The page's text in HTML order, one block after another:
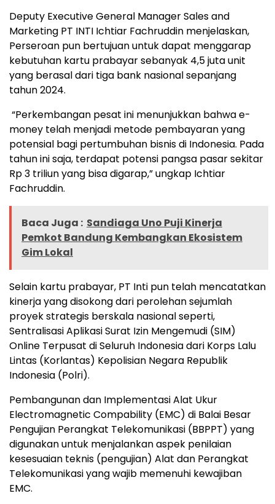
Deputy Executive General Manager Sales and
Marketing PT INTI Ichtiar Fachruddin menjelaskan,
Perseroan pun bertujuan untuk dapat menggarap
kebutuhan kartu prabayar sebanyak 4,5 juta unit
yang berasal dari tiga bank nasional sepanjang
tahun 2024.
“Perkembangan pesat ini menunjukkan bahwa e-
money telah menjadi metode pembayaran yang
potensial bagi pertumbuhan bisnis di Indonesia. Pada
tahun ini saja, terdapat potensi pangsa pasar sekitar
Rp 3 triliun yang bisa digarap,” ungkap Ichtiar
Fachruddin.
Baca Juga : Sandiaga Uno Puji Kinerja
Pemkot Bandung Kembangkan Ekosistem
Gim Lokal
Selain kartu prabayar, PT Inti pun telah mencatatkan
kinerja yang disokong dari perolehan sejumlah
proyek strategis berskala nasional seperti,
Sentralisasi Aplikasi Surat Izin Mengemudi (SIM)
Online Terpusat di Seluruh Indonesia dari Korps Lalu
Lintas (Korlantas) Kepolisian Negara Republik
Indonesia (Polri).
Pembangunan dan Implementasi Alat Ukur
Electromagnetic Compability (EMC) di Balai Besar
Pengujian Perangkat Telekomunikasi (BBPPT) yang
digunakan untuk menjalankan aspek penilaian
kesesuaian teknis (pengujian) Alat dan Perangkat
Telekomunikasi yang wajib memenuhi kewajiban
EMC.